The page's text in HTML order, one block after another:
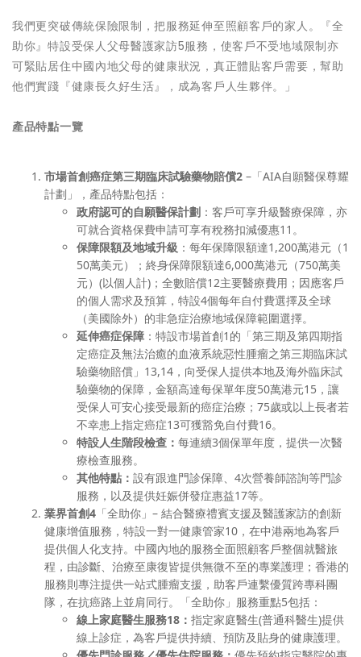
我們更突破傳統保險限制，把服務延伸至照顧客戶的家人。『全
助你』特設受保人父母醫護家訪5服務，使客戶不受地域限制亦
可緊貼居住中國內地父母的健康狀況，真正體貼客戶需要，幫助
他們實踐『健康長久好生活』，成為客戶人生夥伴。」
產品特點一覽
市場首創癌症第三期臨床試驗藥物賠償2 –「AIA自願醫保尊耀
計劃」，產品特點包括：
政府認可的自願醫保計劃 ：客戶可享升級醫療保障，亦
可就合資格保費申請可享有稅務扣減優惠11。
保障限額及地域升級 ：每年保障限額達1,200萬港元（1
50萬美元）；終身保障限額達6,000萬港元（750萬美
元）(以個人計)；全數賠償12主要醫療費用；因應客戶
的個人需求及預算，特設4個每年自付費選擇及全球
（美國除外）的非急症治療地域保障範圍選擇。
延伸癌症保障 ：特設市場首創1的「第三期及第四期指
定癌症及無法治癒的血液系統惡性腫瘤之第三期臨床試
驗藥物賠償」13,14，向受保人提供本地及海外臨床試
驗藥物的保障，金額高達每保單年度50萬港元15，讓
受保人可安心接受最新的癌症治療；75歲或以上長者若
不幸患上指定癌症13可獲豁免自付費16。
特設人生階段檢查： 每連續3個保單年度，提供一次醫
療檢查服務。
其他特點： 設有跟進門診保障、4次營養師諮詢等門診
服務，以及提供妊娠併發症惠益17等。
業界首創4 「全助你」– 結合醫療禮賓支援及醫護家訪的創新
健康增值服務，特設一對一健康管家10，在中港兩地為客戶
提供個人化支持。中國內地的服務全面照顧客戶整個就醫旅
程，由診斷、治療至康復皆提供無微不至的專業護理；香港的
服務則專注提供一站式腫瘤支援，助客戶連繫優質跨專科團
隊，在抗癌路上並肩同行。「全助你」服務重點5包括：
線上家庭醫生服務18 ： 指定家庭醫生(普通科醫生)提供
線上診症，為客戶提供持續、預防及貼身的健康護理。